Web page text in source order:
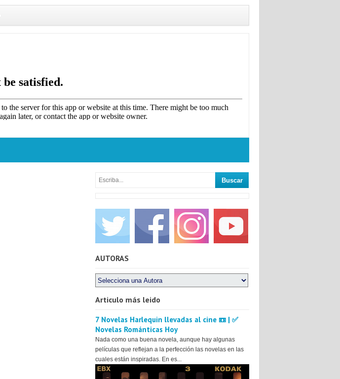
AUTORAS
Articulo más leido
7 Novelas Harlequin llevadas al cine 📼 | ✅
Novelas Románticas Hoy
Nada como una buena novela, aunque hay algunas
películas que reflejan a la perfección las novelas en las
cuales están inspiradas. En es...